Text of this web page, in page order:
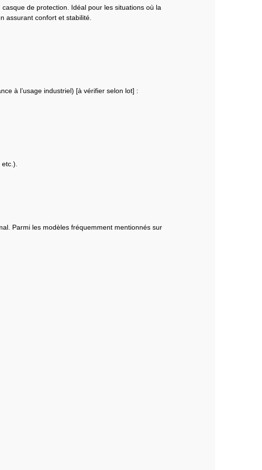
de protection. Idéal pour les situations où la
assurant confort et stabilité.
à l’usage industriel) [à vérifier selon lot] :
etc.).
Parmi les modèles fréquemment mentionnés sur